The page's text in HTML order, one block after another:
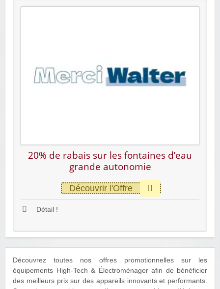
20% de rabais sur les fontaines d’eau
grande autonomie
Découvrir l'Offre
Détail !
Découvrez toutes nos offres promotionnelles sur les
équipements High-Tech & Électroménager afin de bénéficier
des meilleurs prix sur des appareils innovants et performants.